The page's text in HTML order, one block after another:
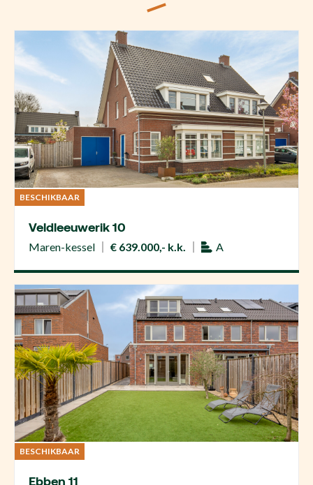
BESCHIKBAAR
Veldleeuwerik 10
Maren-kessel € 639.000,- k.k. A
BESCHIKBAAR
Ebben 11